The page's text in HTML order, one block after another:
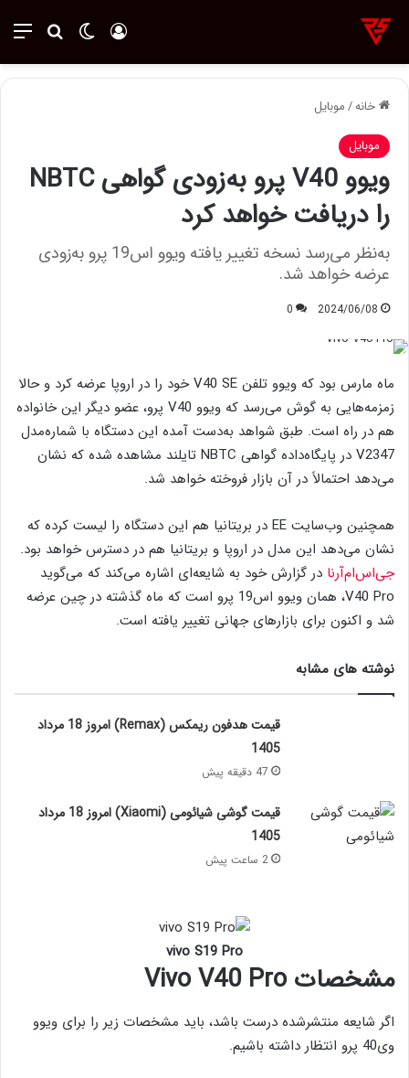
تغییر پوسته ورود
خانه/موبایل
موبایل
ویوو V40 پرو به‌زودی گواهی NBTC
را دریافت خواهد کرد
به‌نظر می‌رسد نسخه تغییر یافته ویوو اس19 پرو به‌زودی
عرضه خواهد شد.
2024/06/08
0
ماه مارس بود که ویوو تلفن V40 SE خود را در اروپا عرضه کرد و حالا
زمزمه‌هایی به گوش می‌رسد که ویوو V40 پرو، عضو دیگر این خانواده
هم در راه است. طبق شواهد به‌دست آمده این دستگاه با شماره‌مدل
V2347 در پایگاه‌داده گواهی NBTC تایلند مشاهده شده که نشان
می‌دهد احتمالاً در آن بازار فروخته خواهد شد.
همچنین وب‌سایت EE در بریتانیا هم این دستگاه را لیست کرده که
نشان می‌دهد این مدل در اروپا و بریتانیا هم در دسترس خواهد بود.
جی‌اس‌ام‌آرنا در گزارش خود به شایعه‌ای اشاره می‌کند که می‌گوید
V40 Pro، همان ویوو اس19 پرو است که ماه گذشته در چین عرضه
شد و اکنون برای بازارهای جهانی تغییر یافته است.
نوشته های مشابه
قیمت هدفون ریمکس (Remax) امروز 18 مرداد
1405
47 دقیقه پیش
قیمت گوشی شیائومی (Xiaomi) امروز 18 مرداد
1405
2 ساعت پیش
vivo S19 Pro
مشخصات Vivo V40 Pro
اگر شایعه منتشرشده درست باشد، باید مشخصات زیر را برای ویوو
وی40 پرو انتظار داشته باشیم.